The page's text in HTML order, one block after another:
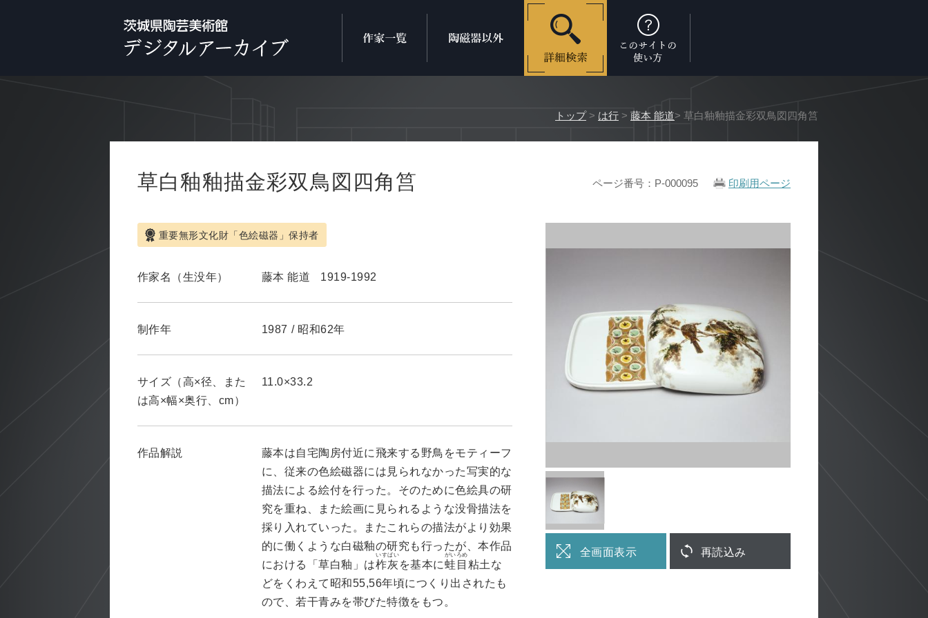
印刷用ページ
トップ> は行 > 藤本 能道> 草白釉釉描金彩双鳥図四角筥
草白釉釉描金彩双鳥図四角筥 ページ番号：P-000095
重要無形文化財「色絵磁器」保持者
作家名（生没年） 藤本 能道 1919-1992
制作年 1987 / 昭和62年
サイズ（高×径、また
は高×幅×奥行、cm）
11.0×33.2
作品解説
藤本は自宅陶房付近に飛来する野鳥をモティーフ
に、従来の色絵磁器には見られなかった写実的な
描法による絵付を行った。そのために色絵具の研
究を重ね、また絵画に見られるような没骨描法を
採り入れていった。またこれらの描法がより効果
的に働くような白磁釉の研究も行ったが、本作品
における「草白釉」は柞灰
いすばい
を基本に蛙目
がいろめ
粘土な
どをくわえて昭和55,56年頃につくり出されたも
ので、若干青みを帯びた特徴をもつ。
全画面表示 再読込み